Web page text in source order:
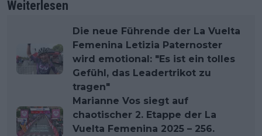
Weiterlesen
Die neue Führende der La Vuelta
Femenina Letizia Paternoster
wird emotional: "Es ist ein tolles
Gefühl, das Leadertrikot zu
tragen"
Marianne Vos siegt auf
chaotischer 2. Etappe der La
Vuelta Femenina 2025 – 256.